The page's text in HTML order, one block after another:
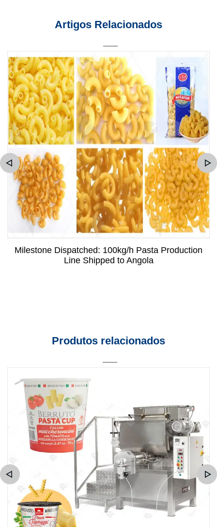
Artigos Relacionados
Milestone Dispatched: 100kg/h Pasta Production
Line Shipped to Angola
Produtos relacionados